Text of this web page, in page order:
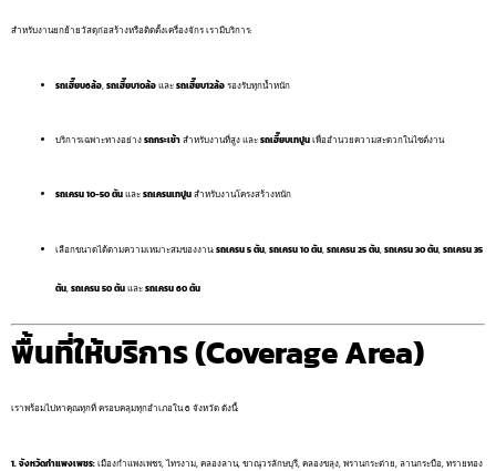
สำหรับงานยกย้ายวัสดุก่อสร้างหรือติดตั้งเครื่องจักร เรามีบริการ:
รถเฮี๊ยบ6ล้อ,รถเฮี๊ยบ10ล้อและรถเฮี๊ยบ12ล้อรองรับทุกน้ำหนัก
บริการเฉพาะทางอย่างรถกระเช้าสำหรับงานที่สูง และรถเฮี๊ยบเทปูนเพื่ออำนวยความสะดวกในไซต์งาน
รถเครน 10-50 ตันและรถเครนเทปูนสำหรับงานโครงสร้างหนัก
เลือกขนาดได้ตามความเหมาะสมของงาน:รถเครน 5 ตัน,รถเครน 10 ตัน,รถเครน 25 ตัน,รถเครน 30 ตัน,รถเครน 35
ตัน,รถเครน 50 ตันและรถเครน 60 ตัน
พื้นที่ให้บริการ (Coverage Area)
เราพร้อมไปหาคุณทุกที่ ครอบคลุมทุกอำเภอใน 6 จังหวัด ดังนี้:
1. จังหวัดกำแพงเพชร:เมืองกำแพงเพชร, ไทรงาม, คลองลาน, ขาณุวรลักษบุรี, คลองขลุง, พรานกระต่าย, ลานกระบือ, ทรายทอง